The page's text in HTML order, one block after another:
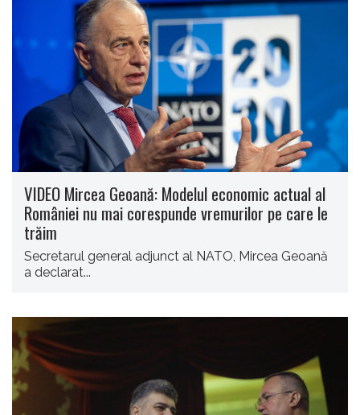
VIDEO Mircea Geoană: Modelul economic actual al
României nu mai corespunde vremurilor pe care le
trăim
Secretarul general adjunct al NATO, Mircea Geoană
a declarat...